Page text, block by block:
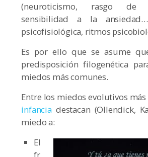
(neuroticismo, rasgo de
sensibilidad a la
psicofisiológica, ritmos
Es por ello que se asume
predisposición filogenética
miedos más comunes.
Entre los miedos evolutivos
infanciadestacan (Ollendick,
miedo a:
El